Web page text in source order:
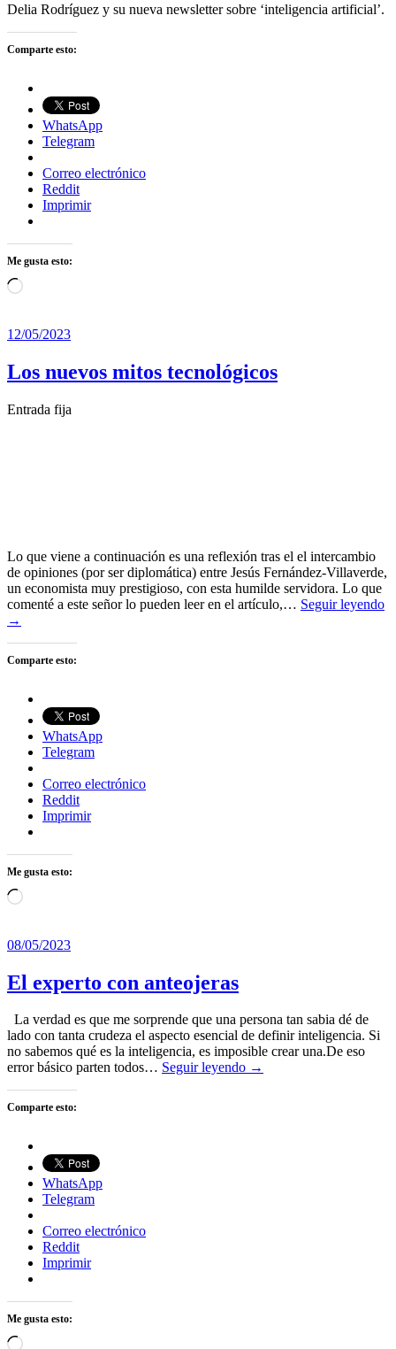
Delia Rodríguez y su nueva newsletter sobre ‘inteligencia artificial’.
Comparte esto:
WhatsApp
Telegram
Correo electrónico
Reddit
Imprimir
Me gusta esto:
Cargando...
12/05/2023
Los nuevos mitos tecnológicos
Entrada fija
Lo que viene a continuación es una reflexión tras el el intercambio
de opiniones (por ser diplomática) entre Jesús Fernández-Villaverde,
un economista muy prestigioso, con esta humilde servidora. Lo que
comenté a este señor lo pueden leer en el artículo,… Seguir leyendo
→
Comparte esto:
WhatsApp
Telegram
Correo electrónico
Reddit
Imprimir
Me gusta esto:
Cargando...
08/05/2023
El experto con anteojeras
La verdad es que me sorprende que una persona tan sabia dé de
lado con tanta crudeza el aspecto esencial de definir inteligencia. Si
no sabemos qué es la inteligencia, es imposible crear una.De eso
error básico parten todos… Seguir leyendo →
Comparte esto:
WhatsApp
Telegram
Correo electrónico
Reddit
Imprimir
Me gusta esto:
Cargando...